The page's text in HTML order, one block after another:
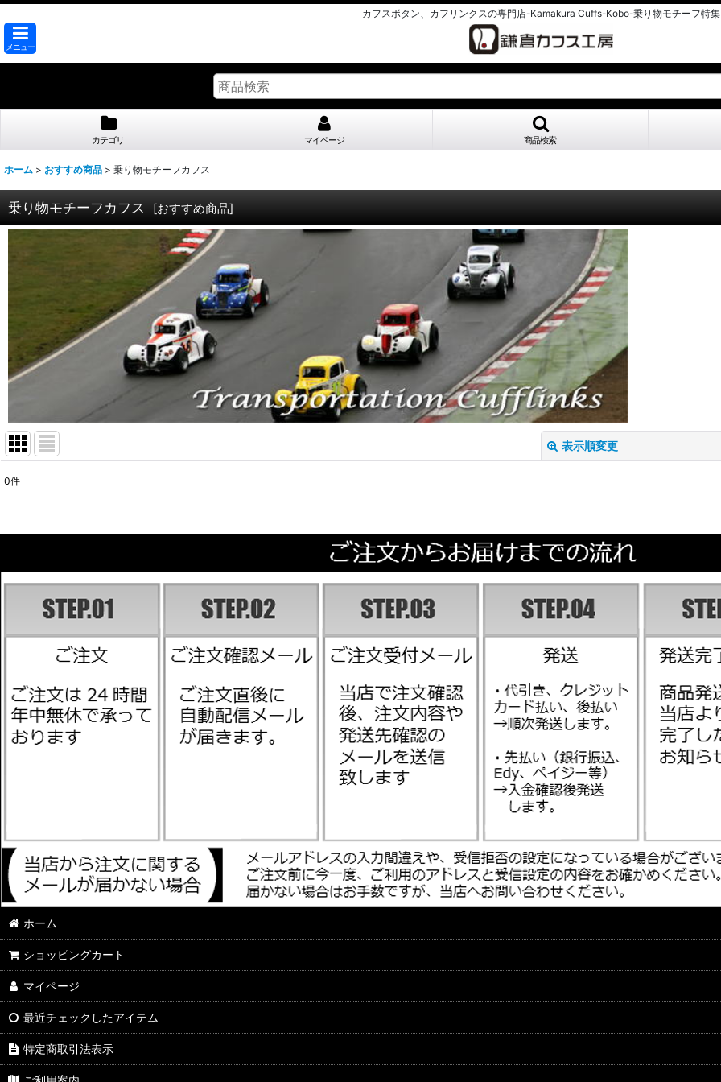
カフスボタン、カフリンクスの専門店-Kamakura Cuffs-Kobo-乗り物モチーフ特集
メニュー
カテゴリ マイページ 商品検索
ホーム > おすすめ商品 > 乗り物モチーフカフス
乗り物モチーフカフス [おすすめ商品]
表示順変更
並び順:
0件
ホーム
ショッピングカート
マイページ
最近チェックしたアイテム
特定商取引法表示